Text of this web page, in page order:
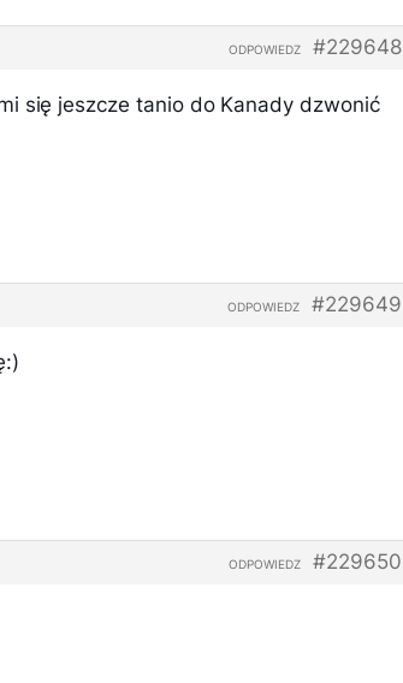
#229648
ODPOWIEDZ
się jeszcze tanio do Kanady dzwonić
#229649
ODPOWIEDZ
#229650
ODPOWIEDZ